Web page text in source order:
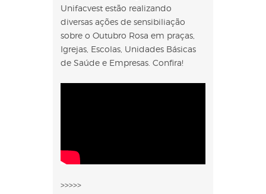
Unifacvest estão realizando
diversas ações de sensibiliação
sobre o Outubro Rosa em praças,
Igrejas, Escolas, Unidades Básicas
de Saúde e Empresas. Confira!
>>>>>